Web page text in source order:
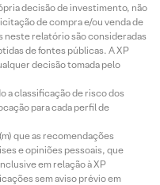
decisão de investimento, não
de compra e/ou venda de
neste relatório são consideradas
de fontes públicas. A XP
decisão tomada pelo
a classificação de risco dos
para cada perfil de
que as recomendações
e opiniões pessoais, que
em relação à XP
sem aviso prévio em